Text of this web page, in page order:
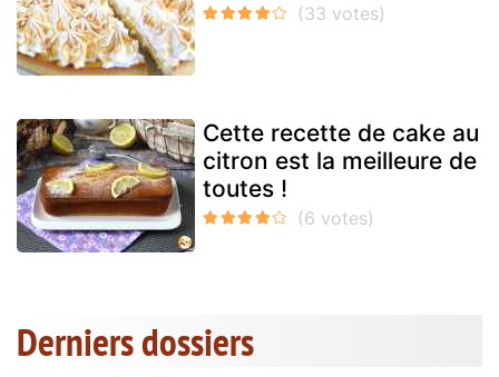
Cette recette de cake au
citron est la meilleure de
toutes !
Derniers dossiers